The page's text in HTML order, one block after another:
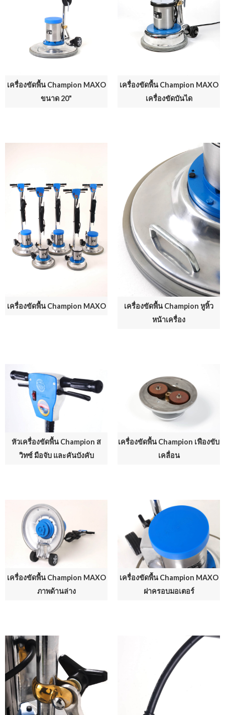
เครื่องขัดพื้น Champion MAXO
ขนาด 20"
เครื่องขัดพื้น Champion MAXO
เครื่องขัดบันได
เครื่องขัดพื้น Champion MAXO
เครื่องขัดพื้น Champion หูหิ้ว
หน้าเครื่อง
หัวเครื่องขัดพื้น Champion ส
วิทซ์ มือจับ และคันบังคับ
เครื่องขัดพื้น Champion เฟืองขับ
เคลื่อน
เครื่องขัดพื้น Champion MAXO
ภาพด้านล่าง
เครื่องขัดพื้น Champion MAXO
ฝาครอบมอเตอร์